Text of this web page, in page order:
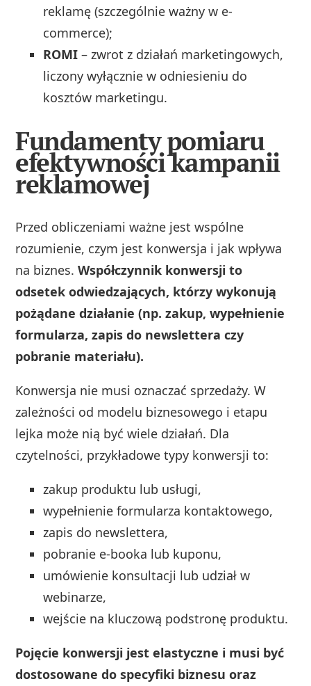
reklamę (szczególnie ważny w e-
commerce);
ROMI – zwrot z działań marketingowych,
liczony wyłącznie w odniesieniu do
kosztów marketingu.
Fundamenty pomiaru
efektywności kampanii
reklamowej
Przed obliczeniami ważne jest wspólne
rozumienie, czym jest konwersja i jak wpływa
na biznes.Współczynnik konwersji to
odsetek odwiedzających, którzy wykonują
pożądane działanie (np. zakup, wypełnienie
formularza, zapis do newslettera czy
pobranie materiału).
Konwersja nie musi oznaczać sprzedaży. W
zależności od modelu biznesowego i etapu
lejka może nią być wiele działań. Dla
czytelności, przykładowe typy konwersji to:
zakup produktu lub usługi,
wypełnienie formularza kontaktowego,
zapis do newslettera,
pobranie e-booka lub kuponu,
umówienie konsultacji lub udział w
webinarze,
wejście na kluczową podstronę produktu.
Pojęcie konwersji jest elastyczne i musi być
dostosowane do specyfiki biznesu oraz